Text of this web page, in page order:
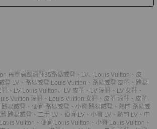
丹寧高跟涼鞋35路易威登 、 LV、 Louis Vuitton 、 皮
登 LV 、 路易威登 Louis Vuitton 、 路易威登 皮革 、 路易
鞋 、 LV Louis Vuitton、 LV 皮革 、 LV 涼鞋 、 LV 女鞋 、
Vuitton 涼鞋 、 Louis Vuitton 女鞋 、 皮革 涼鞋 、 皮革
路易威登 、 便宜 路易威登 、 小資 路易威登 、 熱門 路易威
路易威登 、 二手 LV 、 便宜 LV 、 小資 LV 、 熱門 LV 、 中
Vuitton 、 便宜 Louis Vuitton 、 小資 Louis Vuitton 、